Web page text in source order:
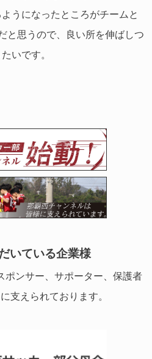
うになったところがチームと
と思うので、良い所を伸ばしつ
いです。
いている企業様
ポンサー、サポーター、保護者
支えられております。